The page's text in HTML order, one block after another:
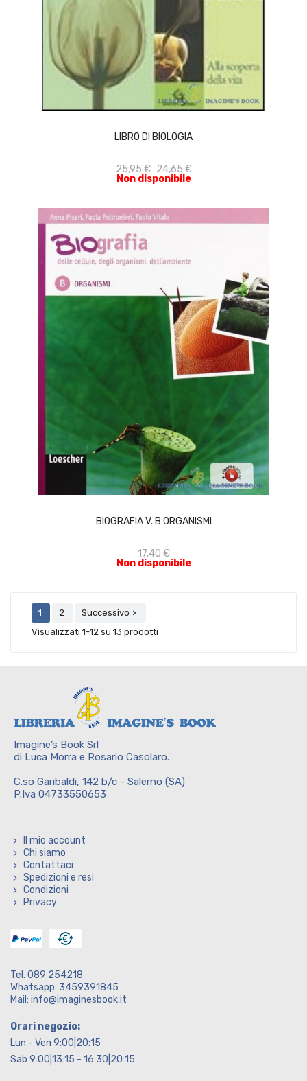
LIBRO DI BIOLOGIA
25,95 € 24,65 €
Non disponibile
ACQUISTA
BIOGRAFIA V. B ORGANISMI
17,40 €
Non disponibile
ACQUISTA
1 2 Successivo 
Visualizzati 1-12 su 13 prodotti
Imagine’s Book Srl
di Luca Morra e Rosario Casolaro.
C.so Garibaldi, 142 b/c - Salerno (SA)
P.Iva 04733550653
Il mio account
Chi siamo
Contattaci
Spedizioni e resi
Condizioni
Privacy
Tel. 089 254218
Whatsapp: 3459391845
Mail: info@imaginesbook.it
Orari negozio:
Lun - Ven 9:00|20:15
Sab 9:00|13:15 - 16:30|20:15